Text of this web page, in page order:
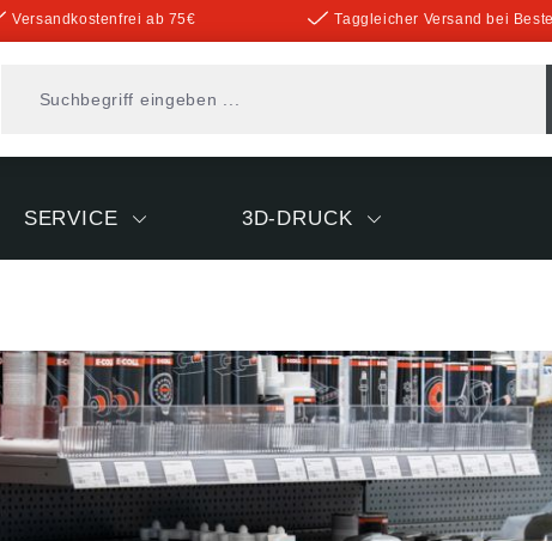
Versandkostenfrei ab 75€ Taggleicher Versand bei
SERVICE 3D-DRUCK